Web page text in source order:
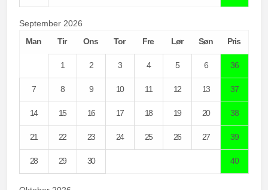
September 2026
Man
Tir Ons Tor Fre Lør Søn Pris
1 2 3 4 5 6 36
7 8 9 10 11 12 13 37
14 15 16 17 18 19 20 38
21 22 23 24 25 26 27 39
28 29 30 40